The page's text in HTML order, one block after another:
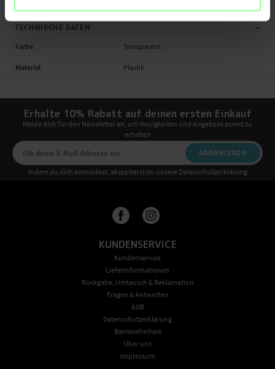
TECHNISCHE DATEN -
Farbe Transparent
Material Plastik
Erhalte 10% Rabatt auf deinen ersten Einkauf
Melde dich für den Newsletter an, um Neuigkeiten und Angebote zuerst zu
erhalten
ABONNIEREN
Indem du dich anmeldest, akzeptierst du unsere Datenschutzerklärung
KUNDENSERVICE
Kundenservice
Lieferinformationen
Rückgabe, Umtausch & Reklamation
Fragen & Antworten
AGB
Datenschutzerklärung
Barrierefreiheit
Über uns
Impressum